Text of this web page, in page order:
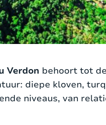
Verdon behoort tot
diepe kloven,
niveaus, van